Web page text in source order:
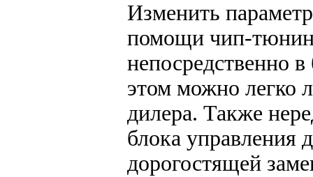
Изменить
помощи чип-
непосредственно
этом можно легко
дилера. Также
блока управления
дорогостящей